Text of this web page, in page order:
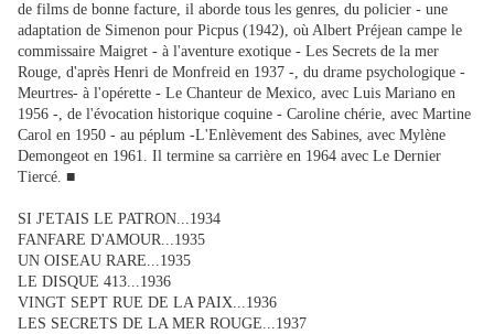
de films de bonne facture, il aborde tous les genres, du policier - une
adaptation de Simenon pour Picpus (1942), où Albert Préjean campe le
commissaire Maigret - à l'aventure exotique - Les Secrets de la mer
Rouge, d'après Henri de Monfreid en 1937 -, du drame psychologique -
Meurtres- à l'opérette - Le Chanteur de Mexico, avec Luis Mariano en
1956 -, de l'évocation historique coquine - Caroline chérie, avec Martine
Carol en 1950 - au péplum -L'Enlèvement des Sabines, avec Mylène
Demongeot en 1961. Il termine sa carrière en 1964 avec Le Dernier
Tiercé. ■
SI J'ETAIS LE PATRON...1934
FANFARE D'AMOUR...1935
UN OISEAU RARE...1935
LE DISQUE 413...1936
VINGT SEPT RUE DE LA PAIX...1936
LES SECRETS DE LA MER ROUGE...1937